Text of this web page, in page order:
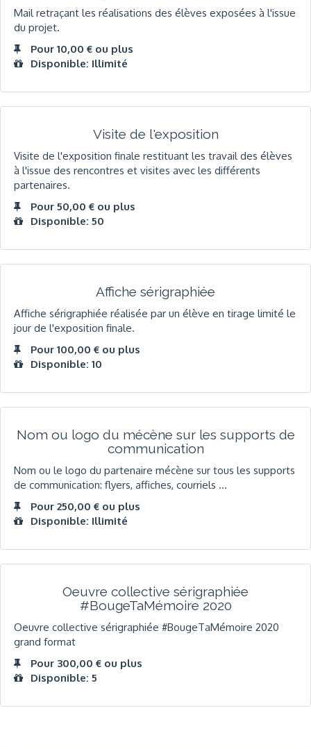
Mail retraçant les réalisations des élèves exposées à l'issue
du projet.
Pour 10,00 € ou plus
Disponible: Illimité
Visite de l'exposition
Visite de l'exposition finale restituant les travail des élèves
à l'issue des rencontres et visites avec les différents
partenaires.
Pour 50,00 € ou plus
Disponible: 50
Affiche sérigraphiée
Affiche sérigraphiée réalisée par un élève en tirage limité le
jour de l'exposition finale.
Pour 100,00 € ou plus
Disponible: 10
Nom ou logo du mécène sur les supports de
communication
Nom ou le logo du partenaire mécène sur tous les supports
de communication: flyers, affiches, courriels ...
Pour 250,00 € ou plus
Disponible: Illimité
Oeuvre collective sérigraphiée
#BougeTaMémoire 2020
Oeuvre collective sérigraphiée #BougeTaMémoire 2020
grand format
Pour 300,00 € ou plus
Disponible: 5